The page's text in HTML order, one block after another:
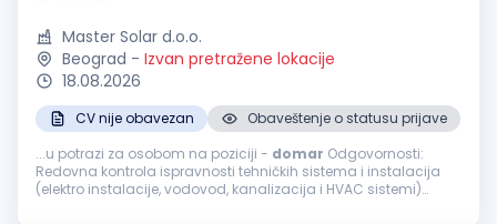
Master Solar d.o.o.
Beograd - Izvan pretražene lokacije
18.08.2026
CV nije obavezan
Obaveštenje o statusu prijave
...u potrazi za osobom na poziciji - domar Odgovornosti:
Redovna kontrola ispravnosti tehničkih sistema i instalacija
(elektro instalacije, vodovod, kanalizacija i HVAC sistemi)